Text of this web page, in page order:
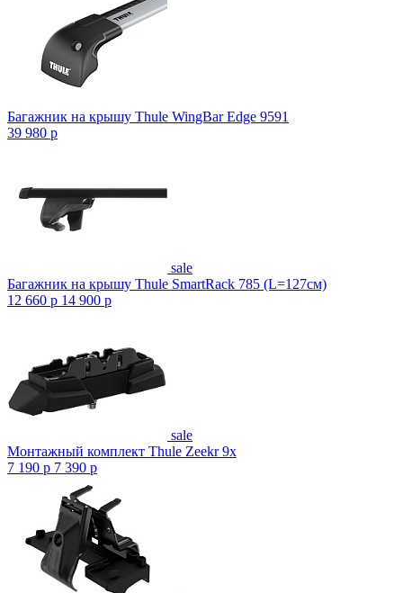
Багажник на крышу Thule WingBar Edge 9591
39 980 p
sale
Багажник на крышу Thule SmartRack 785 (L=127см)
12 660 p 14 900 p
sale
Монтажный комплект Thule Zeekr 9x
7 190 p 7 390 p